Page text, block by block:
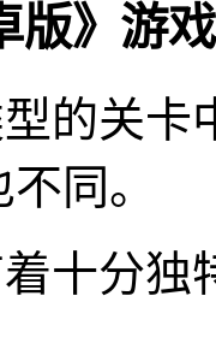
版》游
的关
同。
十分